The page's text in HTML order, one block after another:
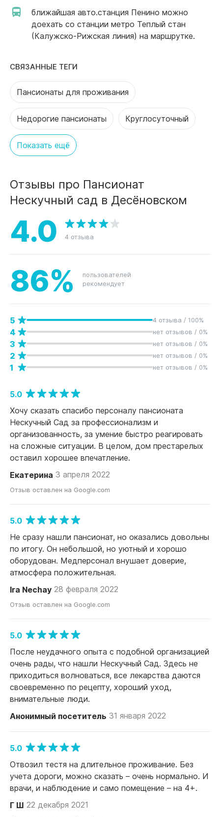
ближайшая авто.станция Пенино можно
доехать со станции метро Теплый стан
(Калужско-Рижская линия) на маршрутке.
СВЯЗАННЫЕ ТЕГИ
Пансионаты для проживания
Недорогие пансионаты Круглосуточный
Показать ещё
Отзывы про Пансионат
Нескучный сад в Десёновском
4.0 4 отзыва
86%
пользователей
рекомендует
5 4 отзыва / 100%
4 нет отзывов / 0%
3 нет отзывов / 0%
2 нет отзывов / 0%
1 нет отзывов / 0%
5.0
Хочу сказать спасибо персоналу пансионата
Нескучный Сад за профессионализм и
организованность, за умение быстро реагировать
на сложные ситуации. В целом, дом престарелых
оставил хорошее впечатление.
Екатерина 3 апреля 2022
Отзыв оставлен на Google.com
5.0
Не сразу нашли пансионат, но оказались довольны
по итогу. Он небольшой, но уютный и хорошо
оборудован. Медперсонал внушает доверие,
атмосфера положительная.
Ira Nechay 28 февраля 2022
Отзыв оставлен на Google.com
5.0
После неудачного опыта с подобной организацией
очень рады, что нашли Нескучный Сад. Здесь не
приходиться волноваться, все лекарства даются
своевременно по рецепту, хороший уход,
внимательные люди.
Анонимный посетитель 31 января 2022
5.0
Отвозил тестя на длительное проживание. Без
учета дороги, можно сказать – очень нормально. И
врачи, и наблюдение и само помещение – на 4+.
Г Ш 22 декабря 2021